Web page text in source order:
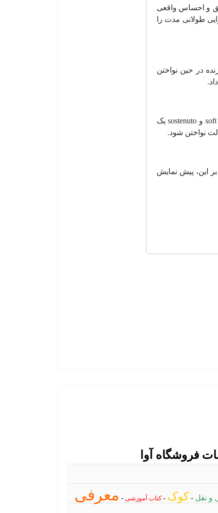
و احساس واقعی
طولانی مدت را
در حین نواختن
soft وsostenuto یک
نواختن شود.
این، پیش نمایش
فروشگاه آوا
و نقل - کوک -کتاب آموزشی- معرفی